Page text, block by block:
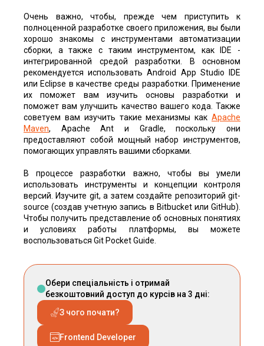
Очень важно, чтобы, прежде чем приступить к
полноценной разработке своего приложения, вы были
хорошо знакомы с инструментами автоматизации
сборки, а также с таким инструментом, как IDE -
интегрированной средой разработки. В основном
рекомендуется использовать Android App Studio IDE
или Eclipse в качестве среды разработки. Применение
их поможет вам изучить основы разработки и
поможет вам улучшить качество вашего кода. Также
советуем вам изучить такие механизмы как Apache
Maven, Apache Ant и Gradle, поскольку они
предоставляют собой мощный набор инструментов,
помогающих управлять вашими сборками.
В процессе разработки важно, чтобы вы умели
использовать инструменты и концепции контроля
версий. Изучите git, а затем создайте репозиторий git-
source (создав учетную запись в Bitbucket или GitHub).
Чтобы получить представление об основных понятиях
и условиях работы платформы, вы можете
воспользоваться Git Pocket Guide.
Обери спеціальність і отримай
безкоштовний доступ до курсів на 3 дні:
З чого почати?
Frontend Developer